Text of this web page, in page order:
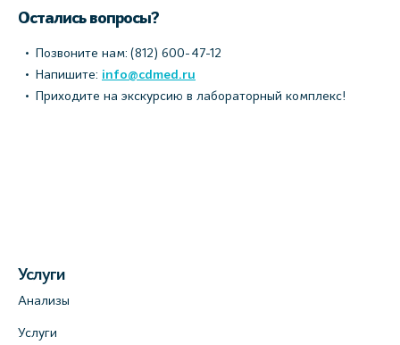
Остались вопросы?
Позвоните нам: (812) 600-47-12
Напишите: info@cdmed.ru
Приходите на экскурсию в лабораторный комплекс!
Услуги
Анализы
Услуги